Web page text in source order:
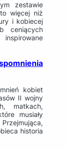
zestawie
więcej niż
i kobiecej
ceniących
kobiet
II wojny
matkach,
musiały
historia